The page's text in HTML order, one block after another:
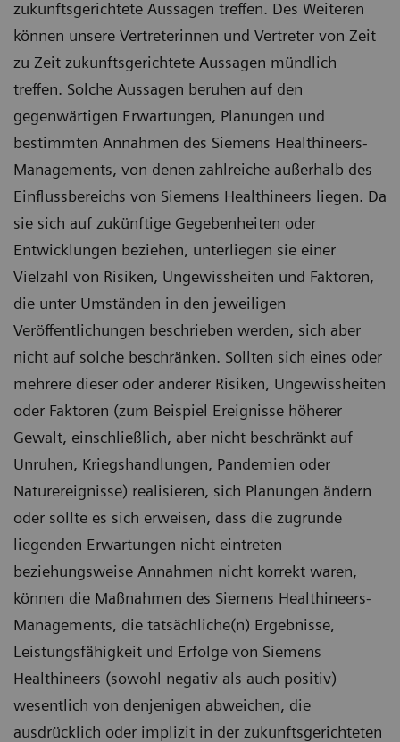
zukunftsgerichtete Aussagen treffen. Des Weiteren
können unsere Vertreterinnen und Vertreter von Zeit
zu Zeit zukunftsgerichtete Aussagen mündlich
treffen. Solche Aussagen beruhen auf den
gegenwärtigen Erwartungen, Planungen und
bestimmten Annahmen des Siemens Healthineers-
Managements, von denen zahlreiche außerhalb des
Einflussbereichs von Siemens Healthineers liegen. Da
sie sich auf zukünftige Gegebenheiten oder
Entwicklungen beziehen, unterliegen sie einer
Vielzahl von Risiken, Ungewissheiten und Faktoren,
die unter Umständen in den jeweiligen
Veröffentlichungen beschrieben werden, sich aber
nicht auf solche beschränken. Sollten sich eines oder
mehrere dieser oder anderer Risiken, Ungewissheiten
oder Faktoren (zum Beispiel Ereignisse höherer
Gewalt, einschließlich, aber nicht beschränkt auf
Unruhen, Kriegshandlungen, Pandemien oder
Naturereignisse) realisieren, sich Planungen ändern
oder sollte es sich erweisen, dass die zugrunde
liegenden Erwartungen nicht eintreten
beziehungsweise Annahmen nicht korrekt waren,
können die Maßnahmen des Siemens Healthineers-
Managements, die tatsächliche(n) Ergebnisse,
Leistungsfähigkeit und Erfolge von Siemens
Healthineers (sowohl negativ als auch positiv)
wesentlich von denjenigen abweichen, die
ausdrücklich oder implizit in der zukunftsgerichteten